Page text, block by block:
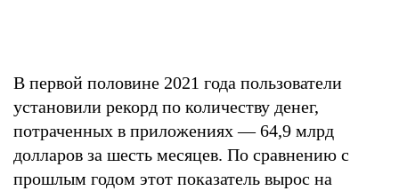
В первой половине 2021 года пользователи
установили рекорд по количеству денег,
потраченных в приложениях — 64,9 млрд
долларов за шесть месяцев. По сравнению с
прошлым годом этот показатель вырос на